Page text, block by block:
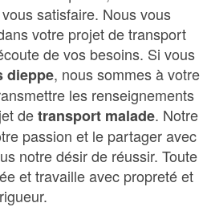
satisfaire. Nous vous
votre projet de transport
de vos besoins. Si vous
dieppe, nous sommes à votre
les renseignements
detransport malade. Notre
passion et le partager avec
notre désir de réussir. Toute
et travaille avec propreté et
rigueur.